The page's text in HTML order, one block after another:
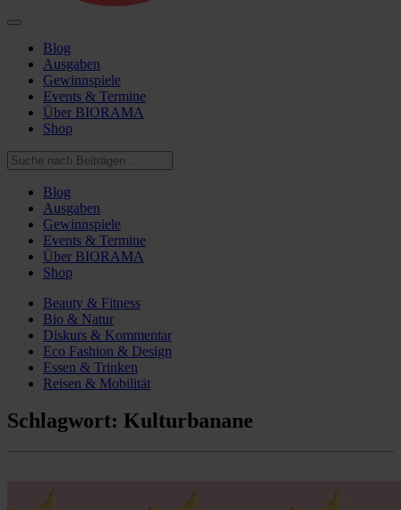
Blog
Ausgaben
Gewinnspiele
Events & Termine
Über BIORAMA
Shop
Blog
Ausgaben
Gewinnspiele
Events & Termine
Über BIORAMA
Shop
Beauty & Fitness
Bio & Natur
Diskurs & Kommentar
Eco Fashion & Design
Essen & Trinken
Reisen & Mobilität
Schlagwort: Kulturbanane